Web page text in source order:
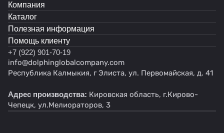
обеспечат устойчивость даже на самых скользких
покрытиях. Хлопковый дышащий материал
поддерживает свежесть ног, позволяя коже
"дышать". Благодаря резинкам балетки надежно
фиксируют ногу, предотвращая соскальзывание и
травмы. Износоустойчивая подошва выдержит
поможет чувствовать себя уютно вне
зависимости от длительности тренировки. Наши
Компания
Каталог
Полезная информация
Помощь клиенту
+7 (922) 901-70-19
info@dolphinglobalcompany.com
Республика Калмыкия, г Элиста, ул. Первомайская, д. 41
Адрес производства: Кировская область, г.Кирово-
Чепецк, ул.Мелиораторов, 3